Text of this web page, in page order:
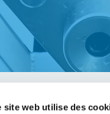
site web utilise des